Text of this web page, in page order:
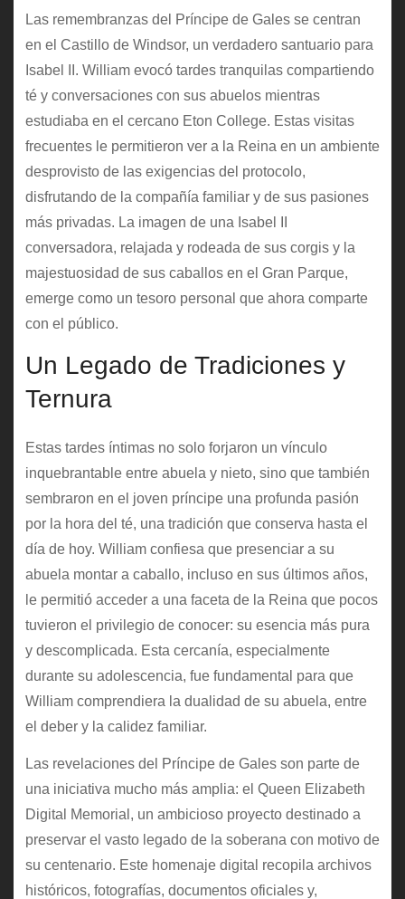
Las remembranzas del Príncipe de Gales se centran
en el Castillo de Windsor, un verdadero santuario para
Isabel II. William evocó tardes tranquilas compartiendo
té y conversaciones con sus abuelos mientras
estudiaba en el cercano Eton College. Estas visitas
frecuentes le permitieron ver a la Reina en un ambiente
desprovisto de las exigencias del protocolo,
disfrutando de la compañía familiar y de sus pasiones
más privadas. La imagen de una Isabel II
conversadora, relajada y rodeada de sus corgis y la
majestuosidad de sus caballos en el Gran Parque,
emerge como un tesoro personal que ahora comparte
con el público.
Un Legado de Tradiciones y
Ternura
Estas tardes íntimas no solo forjaron un vínculo
inquebrantable entre abuela y nieto, sino que también
sembraron en el joven príncipe una profunda pasión
por la hora del té, una tradición que conserva hasta el
día de hoy. William confiesa que presenciar a su
abuela montar a caballo, incluso en sus últimos años,
le permitió acceder a una faceta de la Reina que pocos
tuvieron el privilegio de conocer: su esencia más pura
y descomplicada. Esta cercanía, especialmente
durante su adolescencia, fue fundamental para que
William comprendiera la dualidad de su abuela, entre
el deber y la calidez familiar.
Las revelaciones del Príncipe de Gales son parte de
una iniciativa mucho más amplia: el Queen Elizabeth
Digital Memorial, un ambicioso proyecto destinado a
preservar el vasto legado de la soberana con motivo de
su centenario. Este homenaje digital recopila archivos
históricos, fotografías, documentos oficiales y,